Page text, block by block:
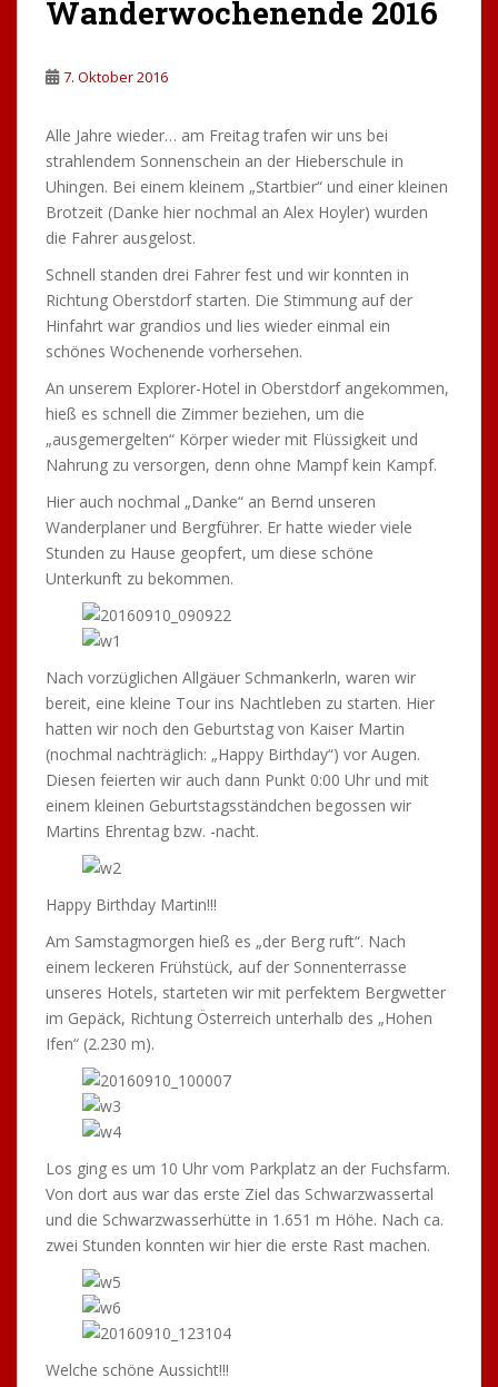
Wanderwochenende 2016
7. Oktober 2016
Alle Jahre wieder… am Freitag trafen wir uns bei
strahlendem Sonnenschein an der Hieberschule in
Uhingen. Bei einem kleinem „Startbier“ und einer kleinen
Brotzeit (Danke hier nochmal an Alex Hoyler) wurden
die Fahrer ausgelost.
Schnell standen drei Fahrer fest und wir konnten in
Richtung Oberstdorf starten. Die Stimmung auf der
Hinfahrt war grandios und lies wieder einmal ein
schönes Wochenende vorhersehen.
An unserem Explorer-Hotel in Oberstdorf angekommen,
hieß es schnell die Zimmer beziehen, um die
„ausgemergelten“ Körper wieder mit Flüssigkeit und
Nahrung zu versorgen, denn ohne Mampf kein Kampf.
Hier auch nochmal „Danke“ an Bernd unseren
Wanderplaner und Bergführer. Er hatte wieder viele
Stunden zu Hause geopfert, um diese schöne
Unterkunft zu bekommen.
Nach vorzüglichen Allgäuer Schmankerln, waren wir
bereit, eine kleine Tour ins Nachtleben zu starten. Hier
hatten wir noch den Geburtstag von Kaiser Martin
(nochmal nachträglich: „Happy Birthday“) vor Augen.
Diesen feierten wir auch dann Punkt 0:00 Uhr und mit
einem kleinen Geburtstagsständchen begossen wir
Martins Ehrentag bzw. -nacht.
Happy Birthday Martin!!!
Am Samstagmorgen hieß es „der Berg ruft“. Nach
einem leckeren Frühstück, auf der Sonnenterrasse
unseres Hotels, starteten wir mit perfektem Bergwetter
im Gepäck, Richtung Österreich unterhalb des „Hohen
Ifen“ (2.230 m).
Los ging es um 10 Uhr vom Parkplatz an der Fuchsfarm.
Von dort aus war das erste Ziel das Schwarzwassertal
und die Schwarzwasserhütte in 1.651 m Höhe. Nach ca.
zwei Stunden konnten wir hier die erste Rast machen.
Welche schöne Aussicht!!!